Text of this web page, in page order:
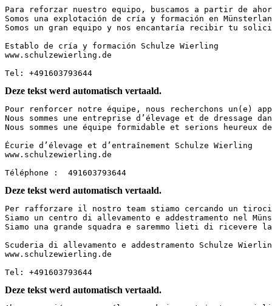
Para reforzar nuestro equipo, buscamos a partir de
Somos una explotación de cría y formación en
Somos un gran equipo y nos encantaría recibir tu
Establo de cría y formación Schulze Wierling
www.schulzewierling.de
Tel: +491603793644
Deze tekst werd automatisch vertaald.
Pour renforcer notre équipe, nous recherchons
Nous sommes une entreprise d’élevage et de
Nous sommes une équipe formidable et serions
Écurie d’élevage et d’entraînement Schulze Wierling
www.schulzewierling.de
Téléphone :  491603793644
Deze tekst werd automatisch vertaald.
Per rafforzare il nostro team stiamo cercando un
Siamo un centro di allevamento e addestramento
Siamo una grande squadra e saremmo lieti di ricevere
Scuderia di allevamento e addestramento Schulze
www.schulzewierling.de
Tel: +491603793644
Deze tekst werd automatisch vertaald.